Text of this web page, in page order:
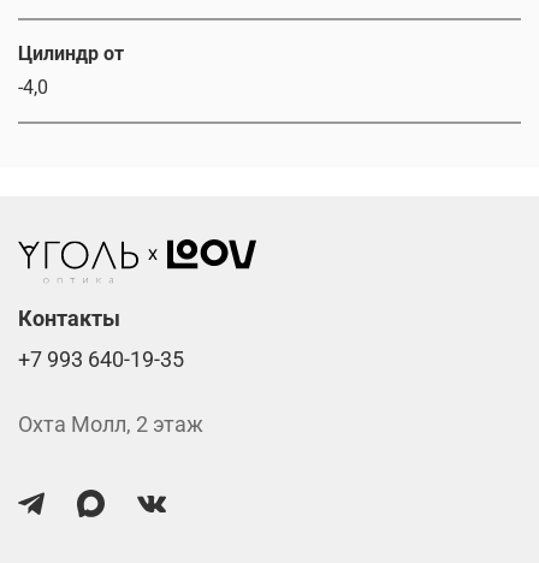
Цилиндр от
-4,0
Контакты
+7 993 640-19-35
Охта Молл, 2 этаж